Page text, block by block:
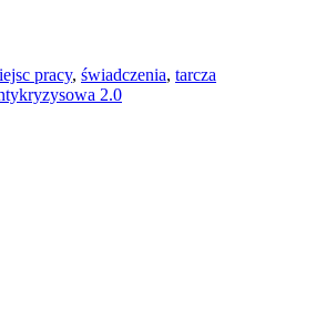
pracy, świadczenia, tarcza
2.0